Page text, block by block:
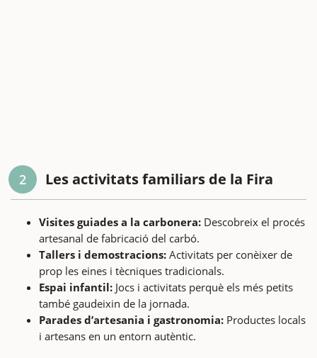
2 Les activitats familiars de la Fira
Visites guiades a la carbonera: Descobreix el procés
artesanal de fabricació del carbó.
Tallers i demostracions: Activitats per conèixer de
prop les eines i tècniques tradicionals.
Espai infantil: Jocs i activitats perquè els més petits
també gaudeixin de la jornada.
Parades d’artesania i gastronomia: Productes locals
i artesans en un entorn autèntic.